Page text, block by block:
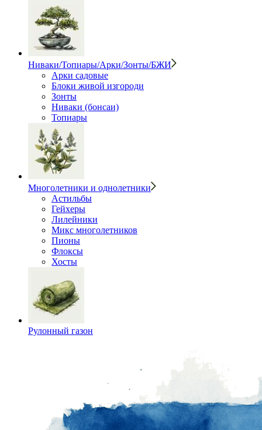
Ниваки/Топиары/Арки/Зонты/БЖИ
Арки садовые
Блоки живой изгороди
Зонты
Ниваки (бонсаи)
Топиары
Многолетники и однолетники
Астильбы
Гейхеры
Лилейники
Микс многолетников
Пионы
Флоксы
Хосты
Рулонный газон